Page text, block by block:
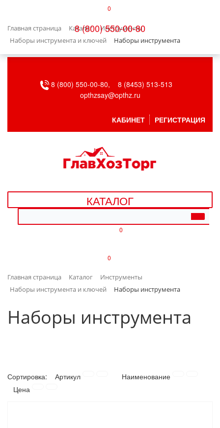
0
8 (800) 550-00-80
Главная страница Каталог
Инструменты
Наборы инструмента и ключей
Наборы инструмента
БЫТОВАЯ ТЕХНИКА
ВЕНТИЛЯЦИЯ
ДАЧА, САД И ОГОРОД
ДЕТСКИЕ ТОВАРЫ
ИНТЕРЬЕР
ЛАКОКРАСОЧНЫЕ МАТЕРИАЛЫ
8 (800) 550-00-80,
8 (8453) 513-513
opthzsay@opthz.ru
КАБИНЕТ РЕГИСТРАЦИЯ
КАТАЛОГ
0
0
Главная страница Каталог
Инструменты
Наборы инструмента и ключей
Наборы инструмента
Наборы инструмента
Сортировка: Артикул
Наименование
Цена